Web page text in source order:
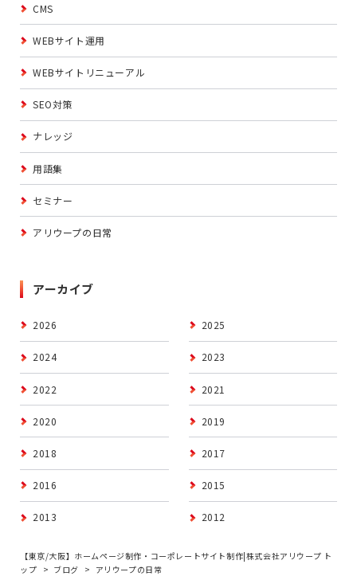
CMS
WEBサイト運用
WEBサイトリニューアル
SEO対策
ナレッジ
用語集
セミナー
アリウープの日常
アーカイブ
2026 2025
2024 2023
2022 2021
2020 2019
2018 2017
2016 2015
2013 2012
【東京/大阪】ホームページ制作・コーポレートサイト制作|株式会社アリウープ ト
ップ
ブログ アリウープの日常